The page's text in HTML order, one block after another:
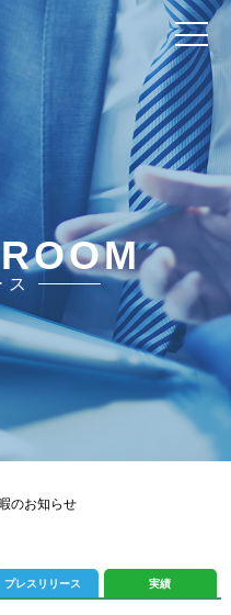
ス
のお知らせ
プレスリリース 実績